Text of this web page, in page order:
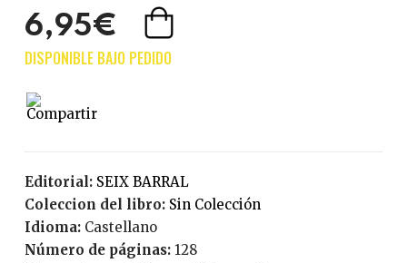
6,95€
Editorial:
SEIX BARRAL
Coleccion del libro:
Sin Colección
Idioma:
Castellano
Número de páginas: 128